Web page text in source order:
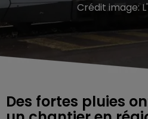
Crédit image:
Des fortes pluies